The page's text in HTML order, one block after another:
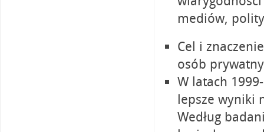
mediów,
Cel i
osób
W latach
lepsze wyniki
Według